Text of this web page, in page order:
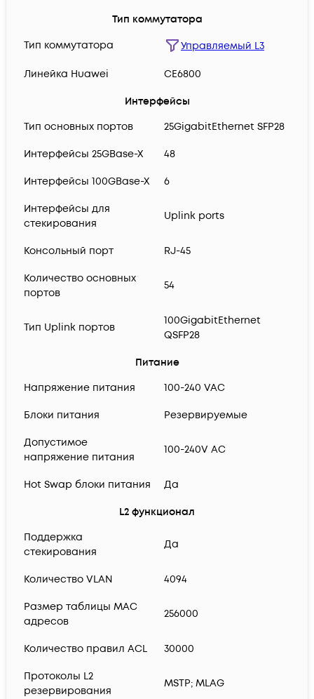
Тип коммутатора
Тип коммутатора
Управляемый L3
Линейка Huawei CE6800
Интерфейсы
Тип основных портов
25GigabitEthernet SFP28
Интерфейсы 25GBase-X 48
Интерфейсы 100GBase-X 6
Интерфейсы для
стекирования
Uplink ports
Консольный порт RJ-45
Количество основных
портов
54
Тип Uplink портов
100GigabitEthernet
QSFP28
Питание
Напряжение питания
100-240 VAC
Блоки питания Резервируемые
Допустимое
напряжение питания
100-240V AC
Hot Swap блоки питания Да
L2 функционал
Поддержка
стекирования
Да
Количество VLAN 4094
Размер таблицы MAC
адресов
256000
Количество правил ACL 30000
Протоколы L2
резервирования
MSTP; MLAG